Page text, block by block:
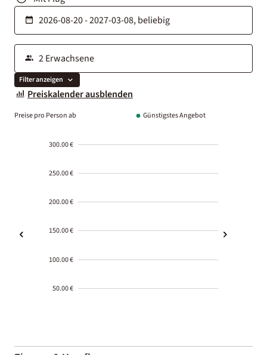
Filter anzeigen
Preiskalender ausblenden
Preise pro Person ab Günstigstes Angebot
300.00 €
250.00 €
200.00 €
150.00 €
100.00 €
50.00 €
01-02